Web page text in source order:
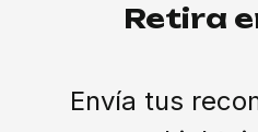
Retira
Envía tus